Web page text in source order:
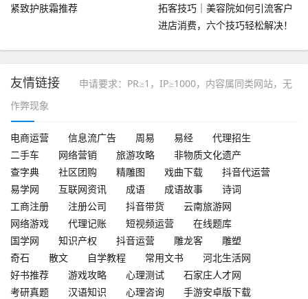
紧致护肤霜推荐
拓客技巧｜美容院如何引流客户
进店消费，六个技巧轻松解决！
友情链接
申请要求：PR≥1，IP≥1000，内容属同类网站，无
作弊现象
电商运营 信息流广告 周易 易经
代理招生
二手车
网络营销 旅游攻略
非物质文化遗产
查字典
社区团购 精雕图 戏曲下载
抖音代运营
易学网
互联网资讯 成语 成语故事
诗词
工商注册
注册公司 抖音带货
云南旅游网
网络游戏
代理记账 短视频运营
在线题库
国学网
知识产权 抖音运营 雕龙客
雕塑
奇石
散文 自学教程 常用文书
河北生活网
好书推荐
游戏攻略 心理测试
石家庄人才网
考研真题
汉语知识 心理咨询
手游安卓版下载